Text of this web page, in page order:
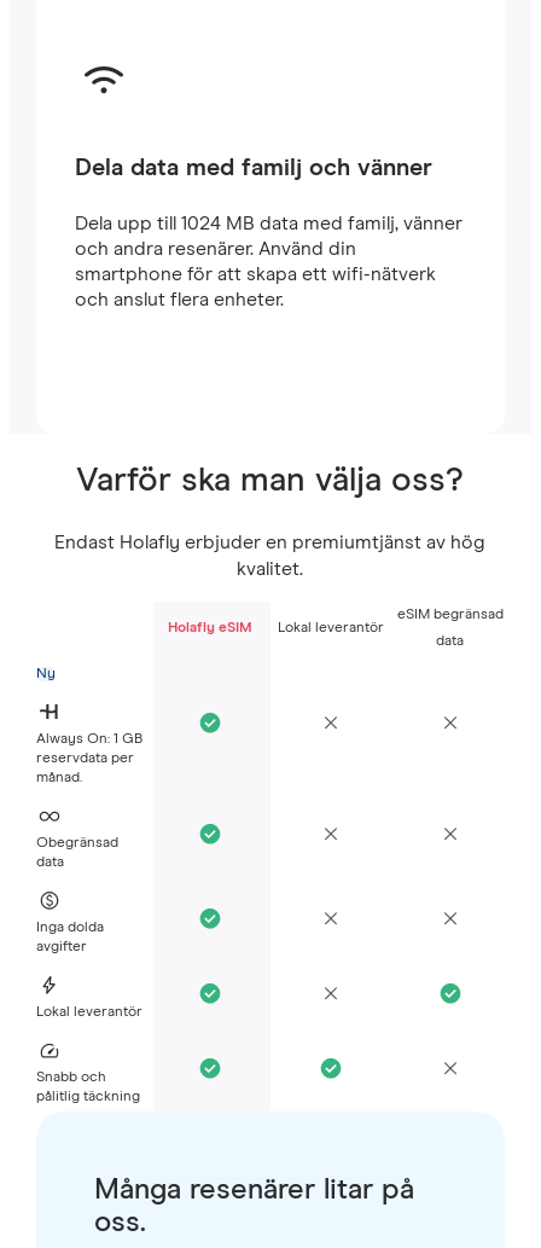
Dela data med familj och vänner
Dela upp till 1024 MB data med familj, vänner
och andra resenärer. Använd din
smartphone för att skapa ett wifi-nätverk
och anslut flera enheter.
Varför ska man välja oss?
Endast Holafly erbjuder en premiumtjänst av hög
kvalitet.
Holafly eSIM Lokal leverantör
eSIM begränsad
data
Ny
Always On: 1 GB
reservdata per
månad.
Obegränsad
data
Inga dolda
avgifter
Lokal leverantör
Snabb och
pålitlig täckning
Många resenärer litar på
oss.